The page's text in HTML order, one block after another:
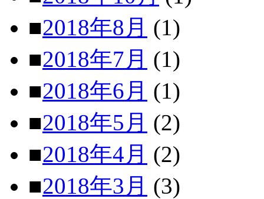
■2018年8月 (1)
■2018年7月 (1)
■2018年6月 (1)
■2018年5月 (2)
■2018年4月 (2)
■2018年3月 (3)